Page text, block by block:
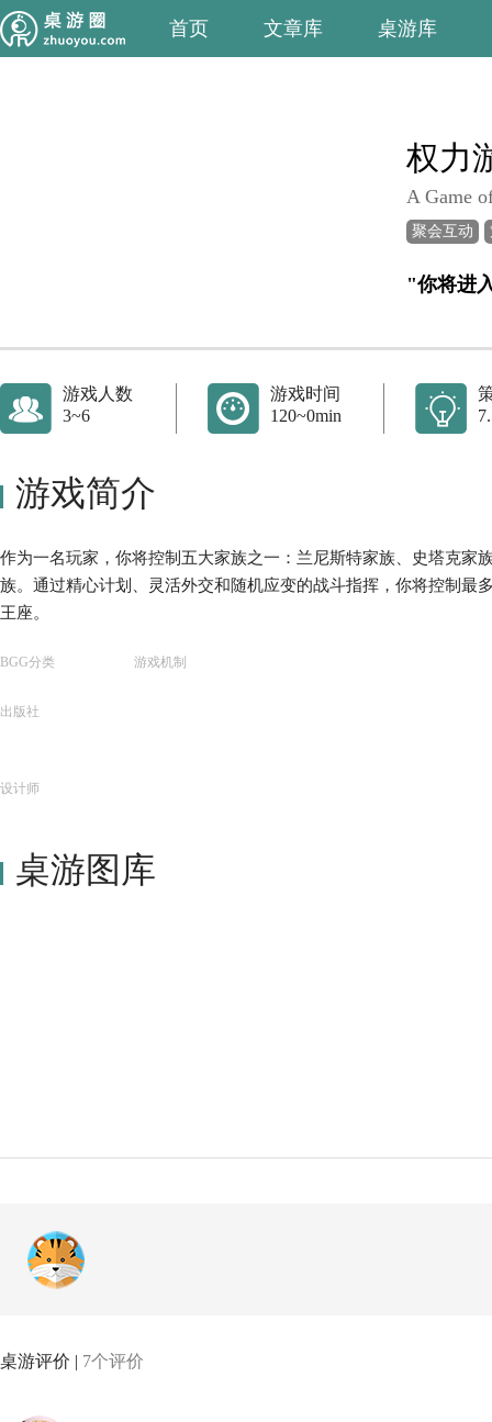
首页 文章库 桌游库
权力
A Game
聚会互动
游戏人数
3~6
游戏时间
120~0min
游戏简介
作为一名玩家，你将控制五大家族之一：兰尼斯特家族、史塔克家
族。通过精心计划、灵活外交和随机应变的战斗指挥，你将控制最
王座。
BGG分类 游戏机制
出版社
设计师
桌游图库
桌游评价 | 7个评价